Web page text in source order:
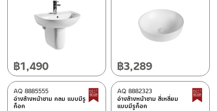
฿1,490 ฿3,289
อ่างล้างหน้าชาม กลม แบบมีรู
ก็อก
AQ 8885555 Best Seller สินค้าขายดี
อ่างล้างหน้าชาม สี่เหลี่ยม
แบบมีรูก็อก
AQ 8882323